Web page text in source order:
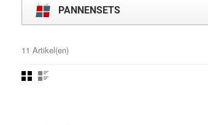
PANNENSETS
11 Artikel(en)